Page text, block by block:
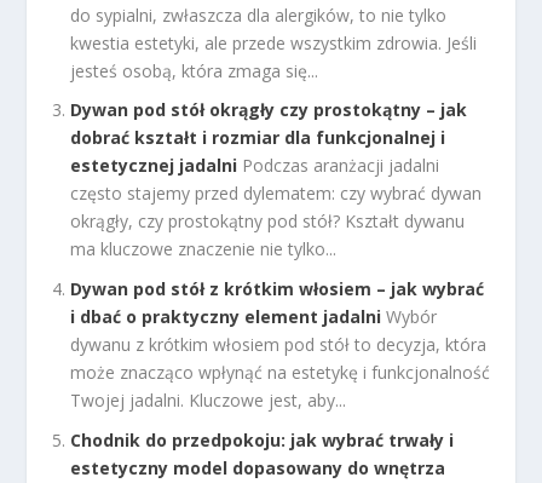
do sypialni, zwłaszcza dla alergików, to nie tylko
kwestia estetyki, ale przede wszystkim zdrowia. Jeśli
jesteś osobą, która zmaga się...
Dywan pod stół okrągły czy prostokątny – jak
dobrać kształt i rozmiar dla funkcjonalnej i
estetycznej jadalni Podczas aranżacji jadalni
często stajemy przed dylematem: czy wybrać dywan
okrągły, czy prostokątny pod stół? Kształt dywanu
ma kluczowe znaczenie nie tylko...
Dywan pod stół z krótkim włosiem – jak wybrać
i dbać o praktyczny element jadalni Wybór
dywanu z krótkim włosiem pod stół to decyzja, która
może znacząco wpłynąć na estetykę i funkcjonalność
Twojej jadalni. Kluczowe jest, aby...
Chodnik do przedpokoju: jak wybrać trwały i
estetyczny model dopasowany do wnętrza